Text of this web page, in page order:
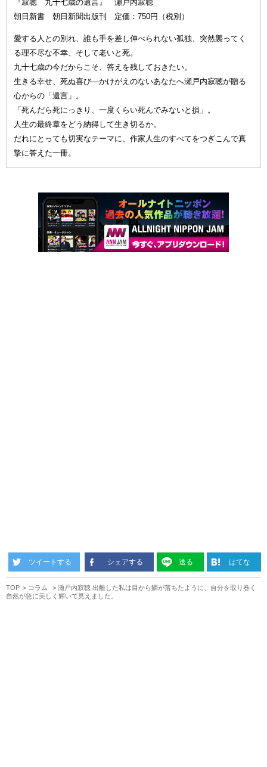
『寂聴 九十七歳の遺言』 瀬戸内寂聴
朝日新書 朝日新聞出版刊 定価：750円（税別）
愛する人との別れ、誰も手を差し伸べられない孤独、突然襲ってく
る理不尽な不幸、そして老いと死。
九十七歳の今だからこそ、答えを残しておきたい。
生きる幸せ、死ぬ喜び—かけがえのないあなたへ瀬戸内寂聴が贈る
心からの「遺言」。
「死んだら死にっきり、一度くらい死んでみないと損」。
人生の最終章をどう納得して生き切るか。
だれにとっても切実なテーマに、作家人生のすべてをつぎこんで真
摯に答えた一冊。
ツイートする シェアする 送る はてな
TOP コラム
瀬戸内寂聴 出離した私は目から鱗が落ちたように、自分を取り巻く
自然が急に美しく輝いて見えました。